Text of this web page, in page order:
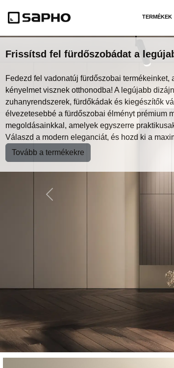
TERMÉKEK
Previous
Frissítsd fel fürdőszobádat a
Fedezd fel vadonatúj fürdőszobai termékeinket,
kényelmet visznek otthonodba! A legújabb
zuhanyrendszerek, fürdőkádak és kiegészítők
élvezetesebbé a fürdőszobai élményt prémium
megoldásainkkal, amelyek egyszerre
Válaszd a modern eleganciát, és hozd ki a
Tovább a termékekre